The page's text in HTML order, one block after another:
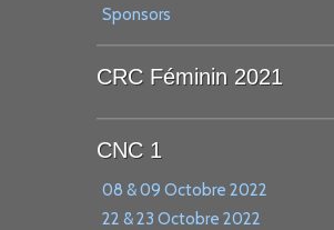
Sponsors
CRC Féminin 2021
CNC 1
08 & 09 Octobre 2022
22 & 23 Octobre 2022